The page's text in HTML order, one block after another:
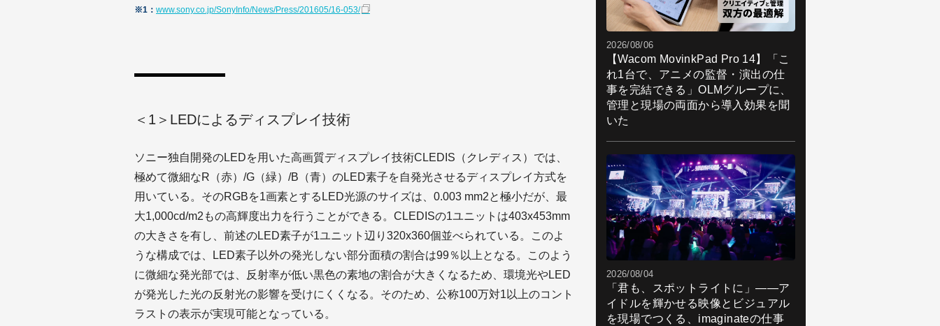
※1： www.sony.co.jp/SonyInfo/News/Press/201605/16-053/
＜1＞LEDによるディスプレイ技術
ソニー独自開発のLEDを用いた高画質ディスプレイ技術CLEDIS（クレディス）では、
極めて微細なR（赤）/G（緑）/B（青）のLED素子を自発光させるディスプレイ方式を
用いている。そのRGBを1画素とするLED光源のサイズは、0.003 mm2と極小だが、最
大1,000cd/m2もの高輝度出力を行うことができる。CLEDISの1ユニットは403x453mm
の大きさを有し、前述のLED素子が1ユニット辺り320x360個並べられている。このよ
うな構成では、LED素子以外の発光しない部分面積の割合は99％以上となる。このよう
に微細な発光部では、反射率が低い黒色の素地の割合が大きくなるため、環境光やLED
が発光した光の反射光の影響を受けにくくなる。そのため、公称100万対1以上のコント
ラストの表示が実現可能となっている。
2026/08/06
【Wacom MovinkPad Pro 14】「こ
れ1台で、アニメの監督・演出の仕
事を完結できる」OLMグループに、
管理と現場の両面から導入効果を聞
いた
2026/08/04
「君も、スポットライトに」――ア
イドルを輝かせる映像とビジュアル
を現場でつくる、imaginateの仕事